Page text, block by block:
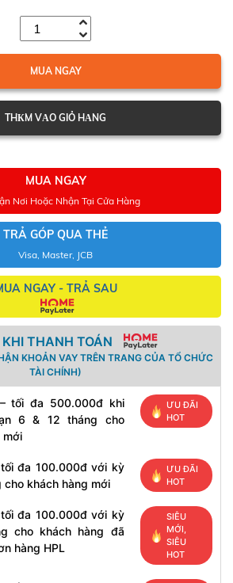
MUA NGAY
THКM VАO GIỎ HАNG
MUA NGAY
Nơi Hoặc Nhận Tại Cửa Hàng
TRẢ GÓP QUA THẺ
Visa, Master, JCB
NGAY - TRẢ SAU
THANH TOÁN
KHOẢN VAY TRÊN TRANG CỦA TỔ CHỨC
TÀI CHÍNH)
tối đa 500.000đ khi
6 & 12 tháng cho
mới
ƯU ĐÃI
HOT
tối đa 100.000đ với kỳ
cho khách hàng mới
ƯU ĐÃI
HOT
tối đa 100.000đ với kỳ
cho khách hàng đã
hàng HPL
SIÊU
MỚI,
SIÊU
HOT